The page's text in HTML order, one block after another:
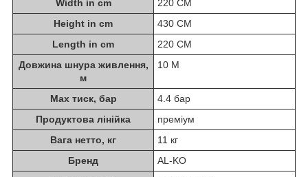
Width in cm
220 CM
Height in cm
430 CM
Length in cm
220 CM
Довжина шнура живлення,
м
10 M
Мах тиск, бар
4.4 бар
Продуктова лінійка
преміум
Вага нетто, кг
11 кг
Бренд
AL-KO